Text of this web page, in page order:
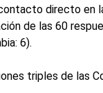
directo en
de las 60
6).
triples de las